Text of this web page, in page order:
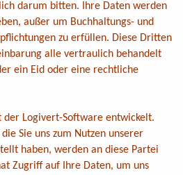
darum bitten. Ihre Daten werden
außer um Buchhaltungs- und
zu erfüllen. Diese Dritten
alle vertraulich behandelt
ein Eid oder eine rechtliche
der Logivert-Software entwickelt.
Sie uns zum Nutzen unserer
haben, werden an diese Partei
Zugriff auf Ihre Daten, um uns